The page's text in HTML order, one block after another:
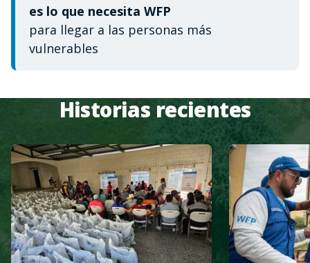
es lo que necesita WFP
para llegar a las personas más
vulnerables
Historias recientes